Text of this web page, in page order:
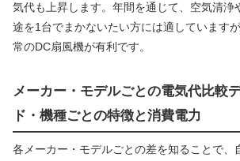
気代も上昇します。年間を通じて、空気清浄
途を1台でまかないたい方には適しています
常のDC扇風機が有利です。
メーカー・モデルごとの電気代比較
ド・機種ごとの特徴と消費電力
各メーカー・モデルごとの差を知ることで、